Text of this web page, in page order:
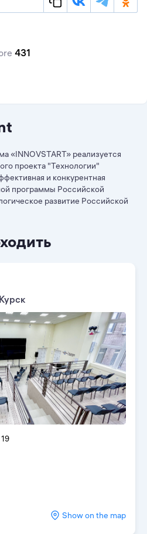
431
«INNOVSTART» реализуется
проекта "Технологии"
и конкурентная
программы Российской
развитие Российской
Show on the map